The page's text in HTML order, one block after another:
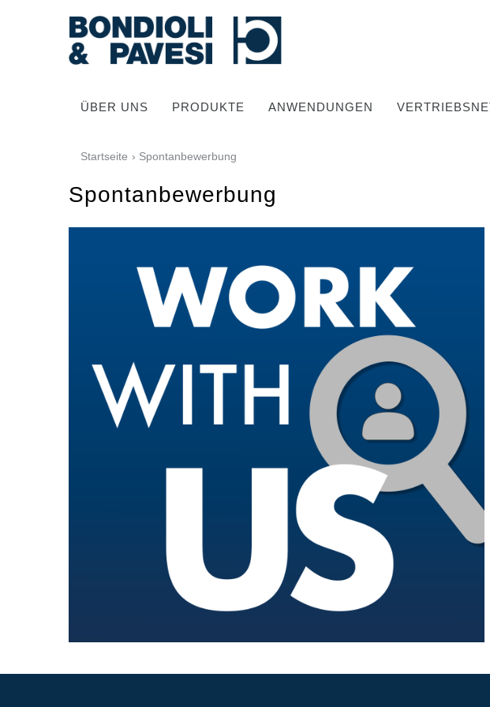
ÜBER UNS PRODUKTE ANWENDUNGEN
Hochwertige Antriebssysteme
Kardan Gelenkwellen
Getriebehersteller für Bondioli & Pavesi
Stirnradgetriebe
Kundenspezifische Getriebe
Pump Drive Getriebe
Hydraulisch betätigte mehrscheiben Reibkupplungen
Axialkolbenpumpen und Axialkolbenmotoren
Für Bondioli & Pavesi produzierte Orbitalmotoren
Kontrolle
Integrierte
Steuergeräte
Cartridgeventile
Servosteuerungen
Elektronische
Startseite › Spontanbewerbung
Spontanbewerbung